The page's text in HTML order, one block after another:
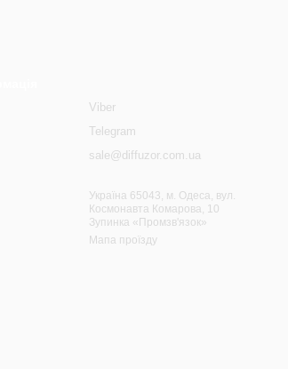
Viber
Telegram
sale@diffuzor.com.ua
Україна 65043, м. Одеса, вул.
Космонавта Комарова, 10
Зупинка «Промзв'язок»
Мапа проїзду